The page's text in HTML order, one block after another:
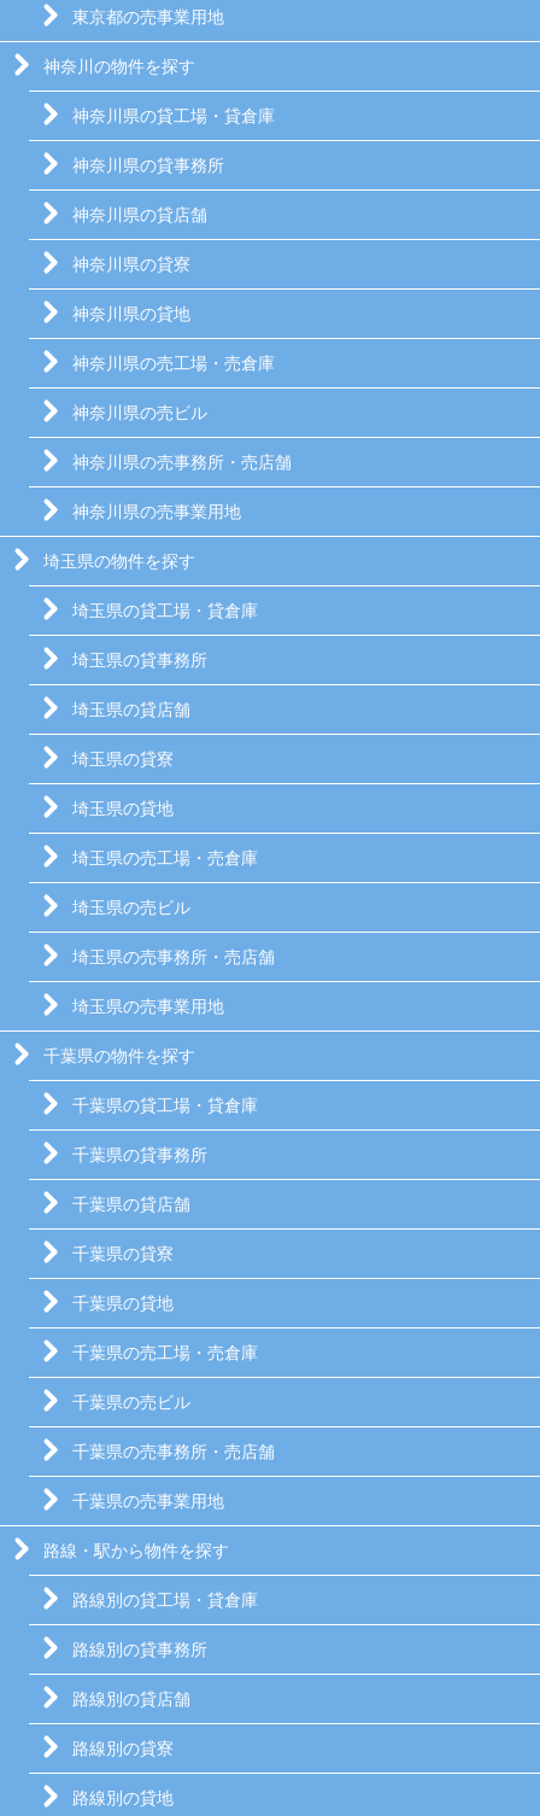
東京都の売事業用地
神奈川の物件を探す
神奈川県の貸工場・貸倉庫
神奈川県の貸事務所
神奈川県の貸店舗
神奈川県の貸寮
神奈川県の貸地
神奈川県の売工場・売倉庫
神奈川県の売ビル
神奈川県の売事務所・売店舗
神奈川県の売事業用地
埼玉県の物件を探す
埼玉県の貸工場・貸倉庫
埼玉県の貸事務所
埼玉県の貸店舗
埼玉県の貸寮
埼玉県の貸地
埼玉県の売工場・売倉庫
埼玉県の売ビル
埼玉県の売事務所・売店舗
埼玉県の売事業用地
千葉県の物件を探す
千葉県の貸工場・貸倉庫
千葉県の貸事務所
千葉県の貸店舗
千葉県の貸寮
千葉県の貸地
千葉県の売工場・売倉庫
千葉県の売ビル
千葉県の売事務所・売店舗
千葉県の売事業用地
路線・駅から物件を探す
路線別の貸工場・貸倉庫
路線別の貸事務所
路線別の貸店舗
路線別の貸寮
路線別の貸地